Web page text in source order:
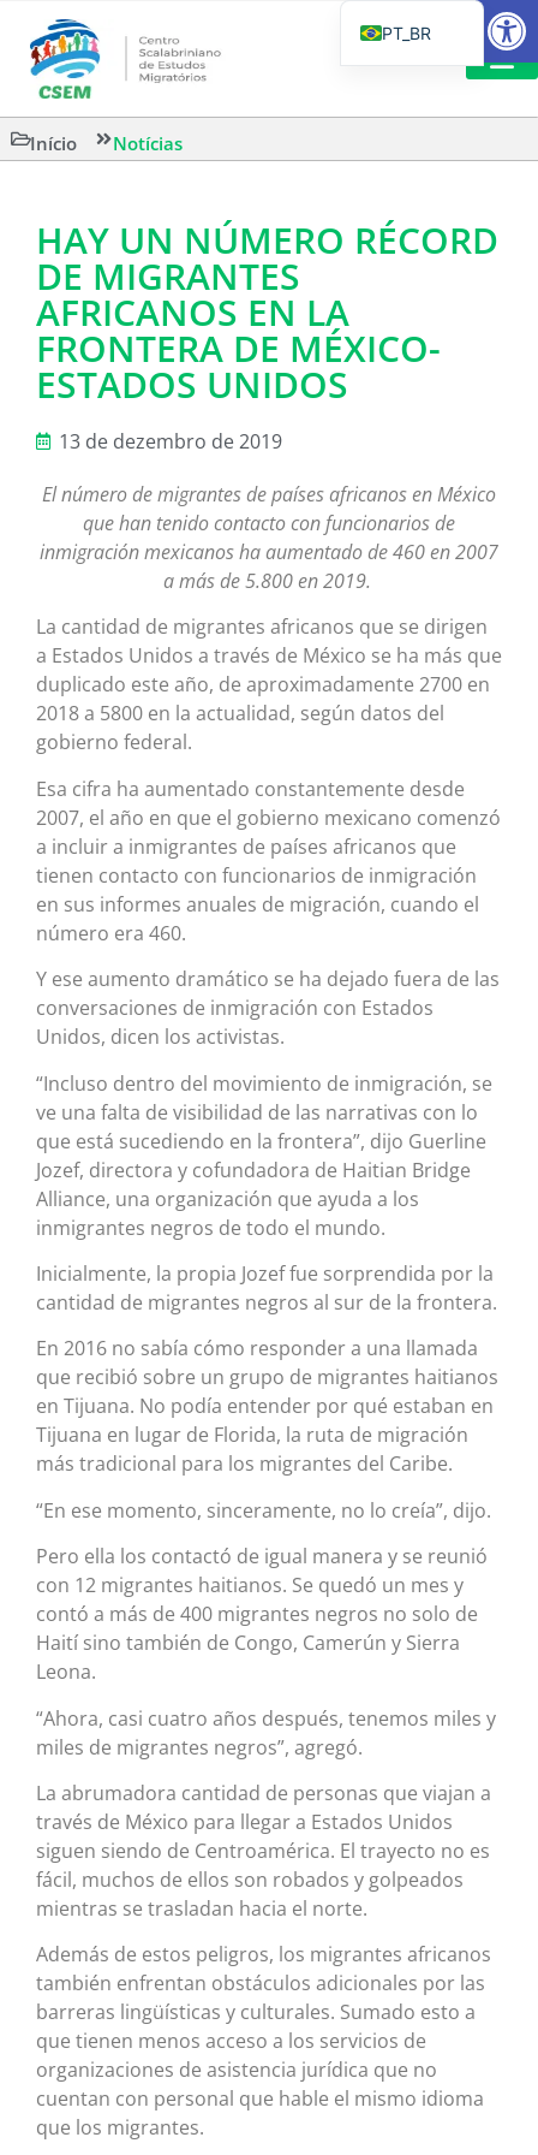
Início Notícias
HAY UN NÚMERO RÉCORD
DE MIGRANTES
AFRICANOS EN LA
FRONTERA DE MÉXICO-
ESTADOS UNIDOS
13 de dezembro de 2019
El número de migrantes de países africanos en México
que han tenido contacto con funcionarios de
inmigración mexicanos ha aumentado de 460 en 2007
a más de 5.800 en 2019.
La cantidad de migrantes africanos que se dirigen
a Estados Unidos a través de México se ha más que
duplicado este año, de aproximadamente 2700 en
2018 a 5800 en la actualidad, según datos del
gobierno federal.
Esa cifra ha aumentado constantemente desde
2007, el año en que el gobierno mexicano comenzó
a incluir a inmigrantes de países africanos que
tienen contacto con funcionarios de inmigración
en sus informes anuales de migración, cuando el
número era 460.
Y ese aumento dramático se ha dejado fuera de las
conversaciones de inmigración con Estados
Unidos, dicen los activistas.
“Incluso dentro del movimiento de inmigración, se
ve una falta de visibilidad de las narrativas con lo
que está sucediendo en la frontera”, dijo Guerline
Jozef, directora y cofundadora de Haitian Bridge
Alliance, una organización que ayuda a los
inmigrantes negros de todo el mundo.
Inicialmente, la propia Jozef fue sorprendida por la
cantidad de migrantes negros al sur de la frontera.
En 2016 no sabía cómo responder a una llamada
que recibió sobre un grupo de migrantes haitianos
en Tijuana. No podía entender por qué estaban en
Tijuana en lugar de Florida, la ruta de migración
más tradicional para los migrantes del Caribe.
“En ese momento, sinceramente, no lo creía”, dijo.
Pero ella los contactó de igual manera y se reunió
con 12 migrantes haitianos. Se quedó un mes y
contó a más de 400 migrantes negros no solo de
Haití sino también de Congo, Camerún y Sierra
Leona.
“Ahora, casi cuatro años después, tenemos miles y
miles de migrantes negros”, agregó.
La abrumadora cantidad de personas que viajan a
través de México para llegar a Estados Unidos
siguen siendo de Centroamérica. El trayecto no es
fácil, muchos de ellos son robados y golpeados
mientras se trasladan hacia el norte.
Además de estos peligros, los migrantes africanos
también enfrentan obstáculos adicionales por las
barreras lingüísticas y culturales. Sumado esto a
que tienen menos acceso a los servicios de
organizaciones de asistencia jurídica que no
cuentan con personal que hable el mismo idioma
que los migrantes.
PT_BR
IT